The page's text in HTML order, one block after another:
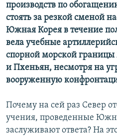
производств по
стоять за резкой сменой
Южная Корея в течение
вела учебные
спорной морской
и Пхеньян, несмотря на
вооруженную
Почему на сей раз Север
учения, проведенные
заслуживают ответа? На